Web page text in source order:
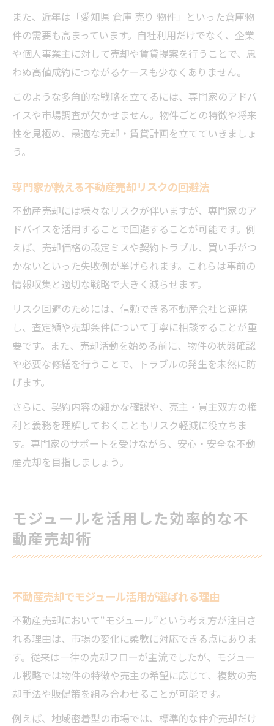
また、近年は「愛知県 倉庫 売り 物件」といった倉庫物
件の需要も高まっています。自社利用だけでなく、企業
や個人事業主に対して売却や賃貸提案を行うことで、思
わぬ高値成約につながるケースも少なくありません。
このような多角的な戦略を立てるには、専門家のアドバ
イスや市場調査が欠かせません。物件ごとの特徴や将来
性を見極め、最適な売却・賃貸計画を立てていきましょ
う。
専門家が教える不動産売却リスクの回避法
不動産売却には様々なリスクが伴いますが、専門家のア
ドバイスを活用することで回避することが可能です。例
えば、売却価格の設定ミスや契約トラブル、買い手がつ
かないといった失敗例が挙げられます。これらは事前の
情報収集と適切な戦略で大きく減らせます。
リスク回避のためには、信頼できる不動産会社と連携
し、査定額や売却条件について丁寧に相談することが重
要です。また、売却活動を始める前に、物件の状態確認
や必要な修繕を行うことで、トラブルの発生を未然に防
げます。
さらに、契約内容の細かな確認や、売主・買主双方の権
利と義務を理解しておくこともリスク軽減に役立ちま
す。専門家のサポートを受けながら、安心・安全な不動
産売却を目指しましょう。
モジュールを活用した効率的な不
動産売却術
不動産売却でモジュール活用が選ばれる理由
不動産売却において“モジュール”という考え方が注目さ
れる理由は、市場の変化に柔軟に対応できる点にありま
す。従来は一律の売却フローが主流でしたが、モジュー
ル戦略では物件の特徴や売主の希望に応じて、複数の売
却手法や販促策を組み合わせることが可能です。
例えば、地域密着型の市場では、標準的な仲介売却だけ